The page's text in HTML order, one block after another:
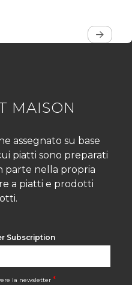
MAISON
assegnato su base
piatti sono preparati
parte nella propria
a piatti e prodotti
Subscription
la newsletter *